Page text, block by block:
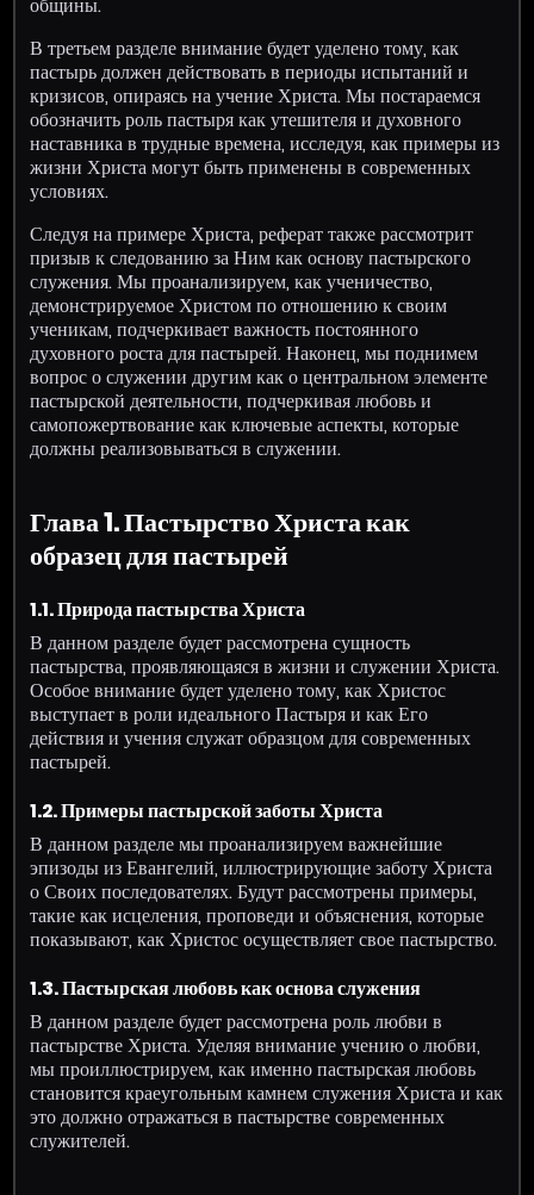
В третьем разделе внимание будет уделено тому, как
пастырь должен действовать в периоды испытаний и
кризисов, опираясь на учение Христа. Мы постараемся
обозначить роль пастыря как утешителя и духовного
наставника в трудные времена, исследуя, как примеры из
жизни Христа могут быть применены в современных
условиях.
Следуя на примере Христа, реферат также рассмотрит
призыв к следованию за Ним как основу пастырского
служения. Мы проанализируем, как ученичество,
демонстрируемое Христом по отношению к своим
ученикам, подчеркивает важность постоянного
духовного роста для пастырей. Наконец, мы поднимем
вопрос о служении другим как о центральном элементе
пастырской деятельности, подчеркивая любовь и
самопожертвование как ключевые аспекты, которые
должны реализовываться в служении.
Глава 1. Пастырство Христа как
образец для пастырей
1.1. Природа пастырства Христа
В данном разделе будет рассмотрена сущность
пастырства, проявляющаяся в жизни и служении Христа.
Особое внимание будет уделено тому, как Христос
выступает в роли идеального Пастыря и как Его
действия и учения служат образцом для современных
пастырей.
1.2. Примеры пастырской заботы Христа
В данном разделе мы проанализируем важнейшие
эпизоды из Евангелий, иллюстрирующие заботу Христа
о Своих последователях. Будут рассмотрены примеры,
такие как исцеления, проповеди и объяснения, которые
показывают, как Христос осуществляет свое пастырство.
1.3. Пастырская любовь как основа служения
В данном разделе будет рассмотрена роль любви в
пастырстве Христа. Уделяя внимание учению о любви,
мы проиллюстрируем, как именно пастырская любовь
становится краеугольным камнем служения Христа и как
это должно отражаться в пастырстве современных
служителей.